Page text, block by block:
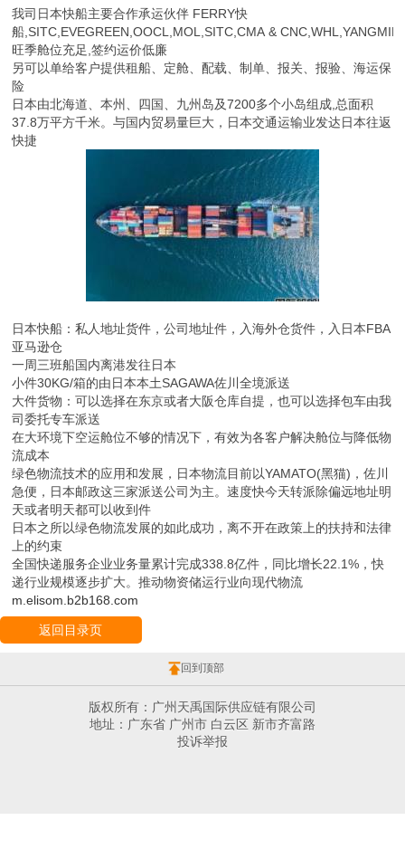
我司日本快船主要合作承运伙伴 FERRY快
船,SITC,EVEGREEN,OOCL,MOL,SITC,CMA &
旺季舱位充足,签约运价低廉
另可以单给客户提供租船、定舱、配载、制单、报关、报验、海运保
险
日本由北海道、本州、四国、九州岛及7200多个小岛组成,总面积
37.8万平方千米。与国内贸易量巨大，日本交通运输业发达日本往返
快捷
日本快船：私人地址货件，公司地址件，入海外仓货件，入日本FBA
亚马逊仓
一周三班船国内离港发往日本
小件30KG/箱的由日本本土SAGAWA佐川全境派送
大件货物：可以选择在东京或者大阪仓库自提，也可以选择包车由我
司委托专车派送
在大环境下空运舱位不够的情况下，有效为各客户解决舱位与降低物
流成本
绿色物流技术的应用和发展，日本物流目前以YAMATO(黑猫)，佐川
急便，日本邮政这三家派送公司为主。速度快今天转派除偏远地址明
天或者明天都可以收到件
日本之所以绿色物流发展的如此成功，离不开在政策上的扶持和法律
上的约束
全国快递服务企业业务量累计完成338.8亿件，同比增长22.1%，快
递行业规模逐步扩大。推动物资储运行业向现代物流
m.elisom.b2b168.com
返回目录页
回到顶部
版权所有：广州天禹国际供应链有限公司
地址：广东省 广州市 白云区 新市齐富路
投诉举报